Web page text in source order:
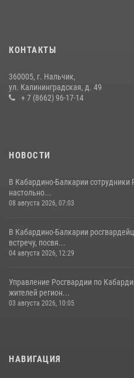
В Кабардино-Балкарии при
оружие и наркотические средства
КОНТАКТЫ
360005, г. Нальчик,
ул. Калининградская, д. 49
+ 7 (8662) 96-17-14
НОВОСТИ
В Кабардино-Балкарии сотрудники
настольно...
08 августа 2026, 07:03
В Кабардино-Балкарии
встречу, посвя...
04 августа 2026, 12:29
Управление Росгвардии по
жителей регион...
03 августа 2026, 10:05
НАВИГАЦИЯ